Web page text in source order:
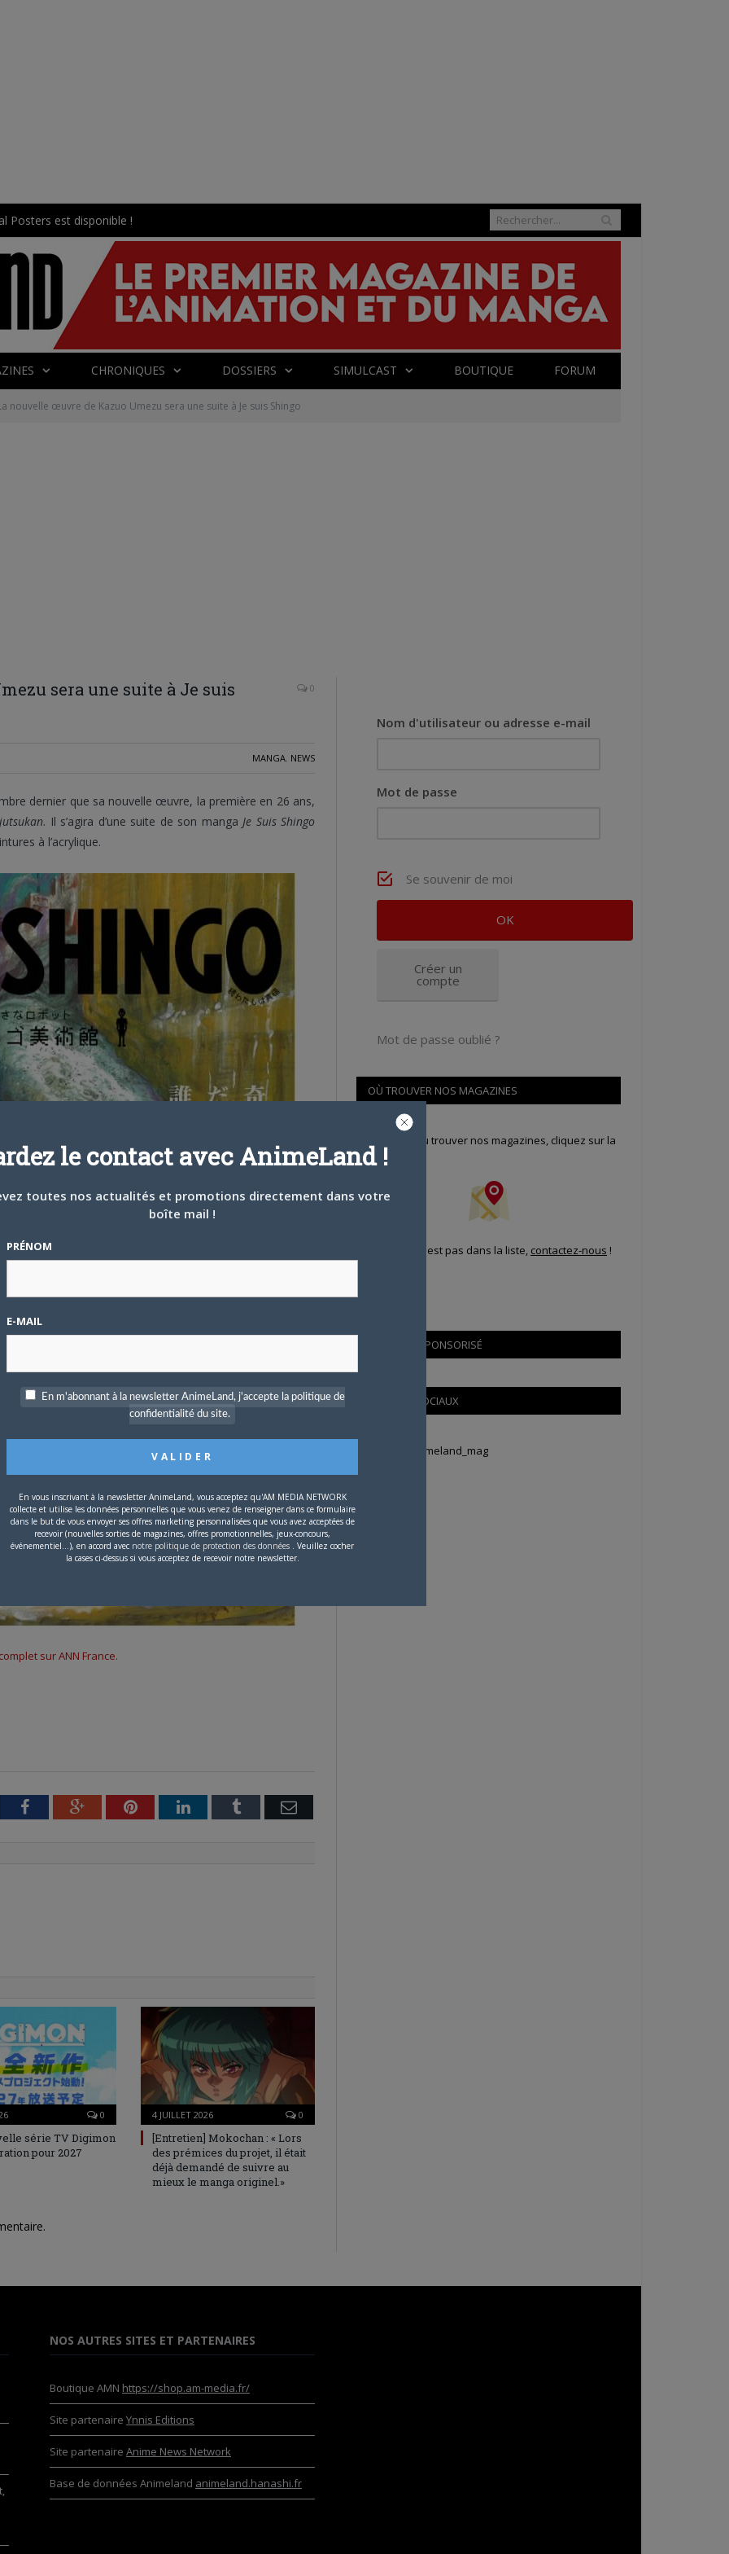
Posters est disponible !
CHRONIQUES DOSSIERS SIMULCAST BOUTIQUE FORUM
nouvelle œuvre de Kazuo Umezu sera une suite à Je suis Shingo
sera une suite à Je suis
0
MANGA, NEWS
dernier que sa nouvelle œuvre, la première en 26 ans,
. Il s’agira d’une suite de son manga Je Suis Shingo
à l’acrylique.
sur ANN France.
FacebookGoogle+PinterestLinkedInTumblr Email
0
série TV Digimon
pour 2027
4 JUILLET 2026 0
[Entretien] Mokochan : « Lors
des prémices du projet, il était
déjà demandé de suivre au
mieux le manga originel.»
Nom d'utilisateur ou adresse e-mail
Mot de passe
Se souvenir de moi
Créer un
compte
Mot de passe oublié ?
OÙ TROUVER NOS MAGAZINES
Pour savoir où trouver nos magazines, cliquez sur la
carte !
Si votre ville n'est pas dans la liste, contactez-nous !
CONTENU SPONSORISÉ
RÉSEAUX SOCIAUX
Tweets by Animeland_mag
NOS AUTRES SITES ET PARTENAIRES
Boutique AMN https://shop.am-media.fr/
Site partenaire Ynnis Editions
Site partenaire Anime News Network
Base de données Animeland animeland.hanashi.fr
le contact avec AnimeLand !
toutes nos actualités et promotions directement dans votre
boîte mail !
PRÉNOM
E-MAIL
En m'abonnant à la newsletter AnimeLand, j'accepte la politique de
confidentialité du site.
En vous inscrivant à la newsletter AnimeLand, vous acceptez qu'AM MEDIA NETWORK
collecte et utilise les données personnelles que vous venez de renseigner dans ce formulaire
dans le but de vous envoyer ses offres marketing personnalisées que vous avez acceptées de
recevoir (nouvelles sorties de magazines, offres promotionnelles, jeux-concours,
événementiel...), en accord avec notre politique de protection des données . Veuillez cocher
la cases ci-dessus si vous acceptez de recevoir notre newsletter.